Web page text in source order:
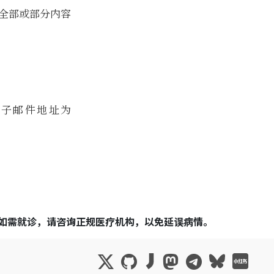
部或部分内容
邮件地址为
就诊，请咨询正规医疗机构，以免延误病情。